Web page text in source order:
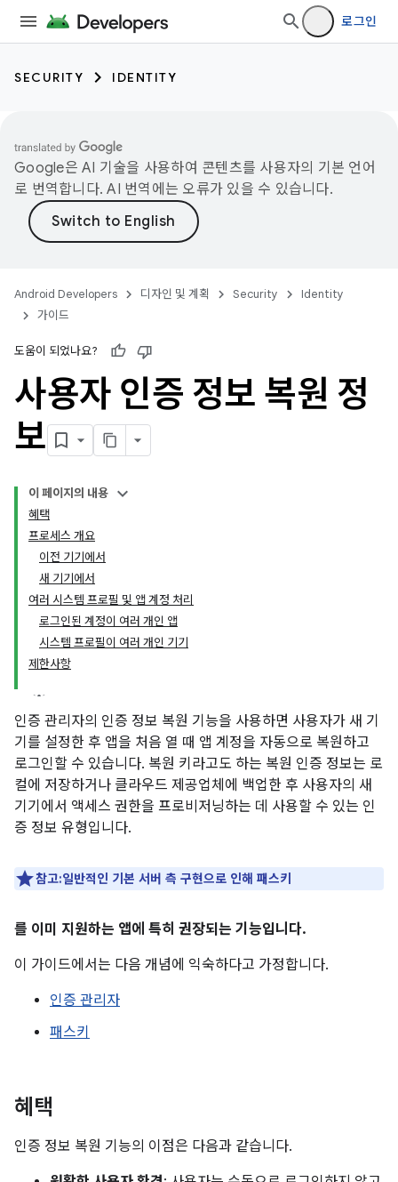
로그인
SECURITY IDENTITY
Google은 AI 기술을 사용하여 콘텐츠를 사용자의 기본 언어
로 번역합니다. AI 번역에는 오류가 있을 수 있습니다.
Android Developers 디자인 및 계획 Security
Identity
가이드
도움이 되었나요?
사용자 인증 정보 복원 정
보
이 페이지의 내용
혜택
프로세스 개요
이전 기기에서
새 기기에서
여러 시스템 프로필 및 앱 계정 처리
로그인된 계정이 여러 개인 앱
시스템 프로필이 여러 개인 기기
제한사항
인증 관리자의 인증 정보 복원 기능을 사용하면 사용자가 새 기
기를 설정한 후 앱을 처음 열 때 앱 계정을 자동으로 복원하고
로그인할 수 있습니다. 복원 키라고도 하는 복원 인증 정보는 로
컬에 저장하거나 클라우드 제공업체에 백업한 후 사용자의 새
기기에서 액세스 권한을 프로비저닝하는 데 사용할 수 있는 인
증 정보 유형입니다.
참고:일반적인 기본 서버 측 구현으로 인해 패스키
를 이미 지원하는 앱에 특히 권장되는 기능입니다.
이 가이드에서는 다음 개념에 익숙하다고 가정합니다.
인증 관리자
패스키
혜택
인증 정보 복원 기능의 이점은 다음과 같습니다.